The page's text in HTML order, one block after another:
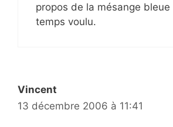
propos de la mésange bleue
temps voulu.
Vincent
13 décembre 2006 à 11:41